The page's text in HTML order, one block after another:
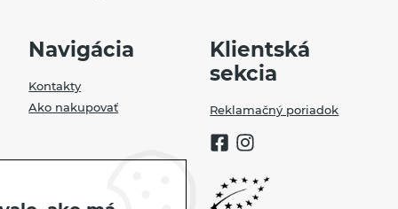
Navigácia
Kontakty
Ako nakupovať
Klientská
sekcia
Reklamačný poriadok